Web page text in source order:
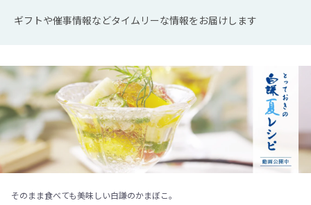
ギフトや催事情報などタイムリーな情報をお届けします
そのまま食べても美味しい白謙のかまぼこ。